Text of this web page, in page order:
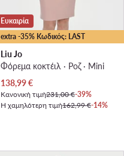
extra -35% Κωδικός: LAST
Ευκαιρία
Liu Jo
Φόρεμα κοκτέιλ · Ροζ · Mini
Τρέχουσα τιμή
138,99€
Κανονική τιμή231,00 €-39%
Η χαμηλότερη τιμή162,99 €-14%